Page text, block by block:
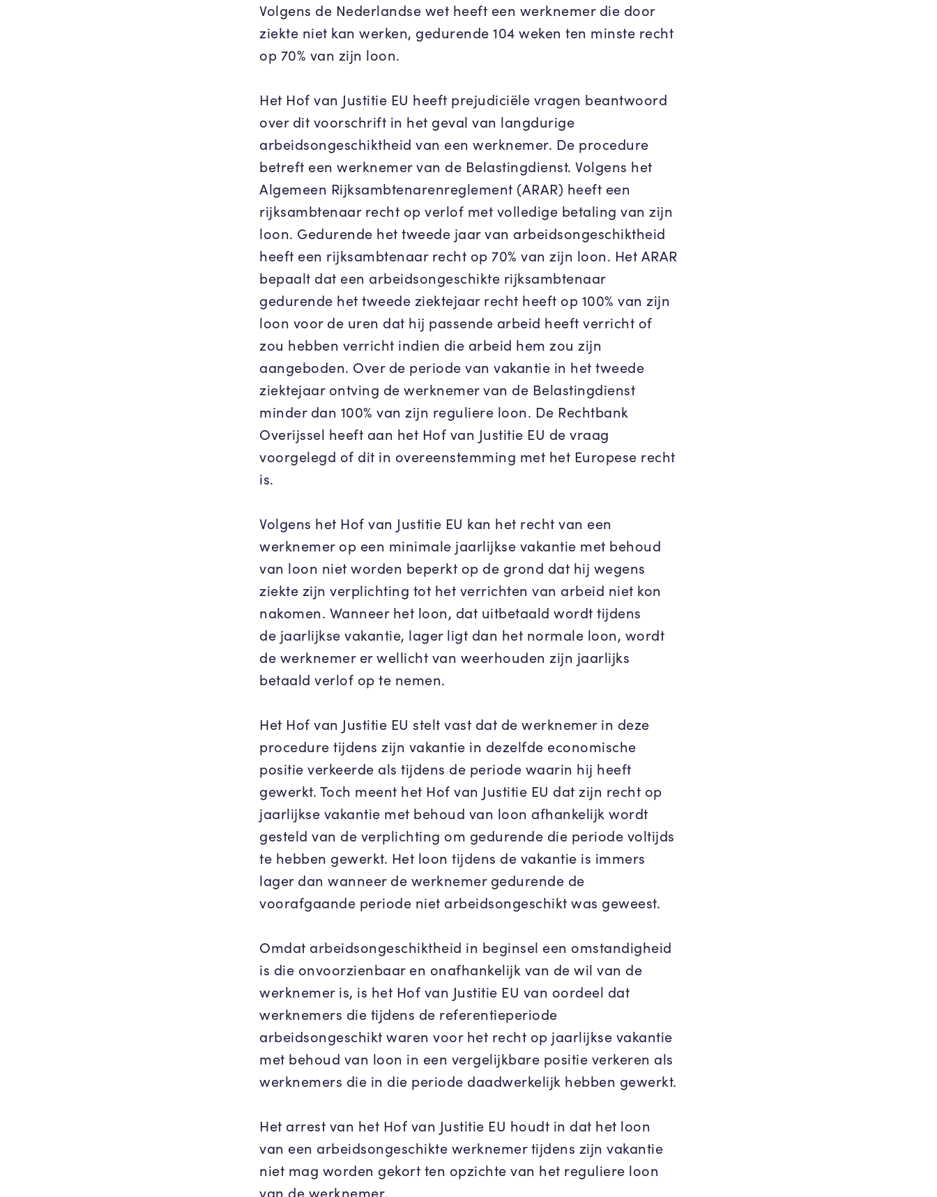
Volgens de Nederlandse wet heeft een werknemer die door
ziekte niet kan werken, gedurende 104 weken ten minste recht
op 70% van zijn loon.
Het Hof van Justitie EU heeft prejudiciële vragen beantwoord
over dit voorschrift in het geval van langdurige
arbeidsongeschiktheid van een werknemer. De procedure
betreft een werknemer van de Belastingdienst. Volgens het
Algemeen Rijksambtenarenreglement (ARAR) heeft een
rijksambtenaar recht op verlof met volledige betaling van zijn
loon. Gedurende het tweede jaar van arbeidsongeschiktheid
heeft een rijksambtenaar recht op 70% van zijn loon. Het ARAR
bepaalt dat een arbeidsongeschikte rijksambtenaar
gedurende het tweede ziektejaar recht heeft op 100% van zijn
loon voor de uren dat hij passende arbeid heeft verricht of
zou hebben verricht indien die arbeid hem zou zijn
aangeboden. Over de periode van vakantie in het tweede
ziektejaar ontving de werknemer van de Belastingdienst
minder dan 100% van zijn reguliere loon. De Rechtbank
Overijssel heeft aan het Hof van Justitie EU de vraag
voorgelegd of dit in overeenstemming met het Europese recht
is.
Volgens het Hof van Justitie EU kan het recht van een
werknemer op een minimale jaarlijkse vakantie met behoud
van loon niet worden beperkt op de grond dat hij wegens
ziekte zijn verplichting tot het verrichten van arbeid niet kon
nakomen. Wanneer het loon, dat uitbetaald wordt tijdens
de jaarlijkse vakantie, lager ligt dan het normale loon, wordt
de werknemer er wellicht van weerhouden zijn jaarlijks
betaald verlof op te nemen.
Het Hof van Justitie EU stelt vast dat de werknemer in deze
procedure tijdens zijn vakantie in dezelfde economische
positie verkeerde als tijdens de periode waarin hij heeft
gewerkt. Toch meent het Hof van Justitie EU dat zijn recht op
jaarlijkse vakantie met behoud van loon afhankelijk wordt
gesteld van de verplichting om gedurende die periode voltijds
te hebben gewerkt. Het loon tijdens de vakantie is immers
lager dan wanneer de werknemer gedurende de
voorafgaande periode niet arbeidsongeschikt was geweest.
Omdat arbeidsongeschiktheid in beginsel een omstandigheid
is die onvoorzienbaar en onafhankelijk van de wil van de
werknemer is, is het Hof van Justitie EU van oordeel dat
werknemers die tijdens de referentieperiode
arbeidsongeschikt waren voor het recht op jaarlijkse vakantie
met behoud van loon in een vergelijkbare positie verkeren als
werknemers die in die periode daadwerkelijk hebben gewerkt.
Het arrest van het Hof van Justitie EU houdt in dat het loon
van een arbeidsongeschikte werknemer tijdens zijn vakantie
niet mag worden gekort ten opzichte van het reguliere loon
van de werknemer.